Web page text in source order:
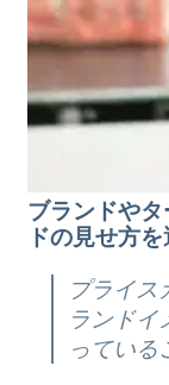
ブランドや
ドの見せ方
プライ
ランド
っている